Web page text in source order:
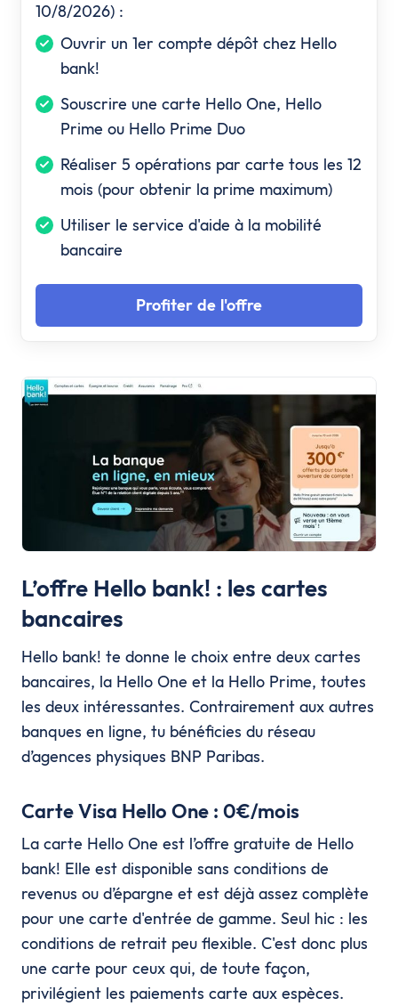
10/8/2026) :
Ouvrir un 1er compte dépôt chez Hello
bank!
Souscrire une carte Hello One, Hello
Prime ou Hello Prime Duo
Réaliser 5 opérations par carte tous les 12
mois (pour obtenir la prime maximum)
Utiliser le service d'aide à la mobilité
bancaire
Profiter de l'offre
L’offre Hello bank! : les cartes
bancaires
Hello bank! te donne le choix entre deux cartes
bancaires, la Hello One et la Hello Prime, toutes
les deux intéressantes. Contrairement aux autres
banques en ligne, tu bénéficies du réseau
d’agences physiques BNP Paribas.
Carte Visa Hello One : 0€/mois
La carte Hello One est l’offre gratuite de Hello
bank! Elle est disponible sans conditions de
revenus ou d’épargne et est déjà assez complète
pour une carte d'entrée de gamme. Seul hic : les
conditions de retrait peu flexible. C'est donc plus
une carte pour ceux qui, de toute façon,
privilégient les paiements carte aux espèces.